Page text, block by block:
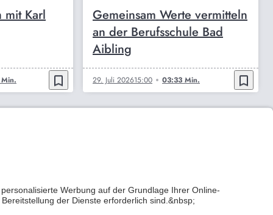
mit Karl
bookmark_border
Gemeinsam Werte vermitteln
an der Berufsschule Bad
Aibling
29. Juli 202615:00 03:33 Min. bookmark_border